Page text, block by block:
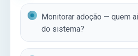
Monitorar adoção — quem
do sistema?